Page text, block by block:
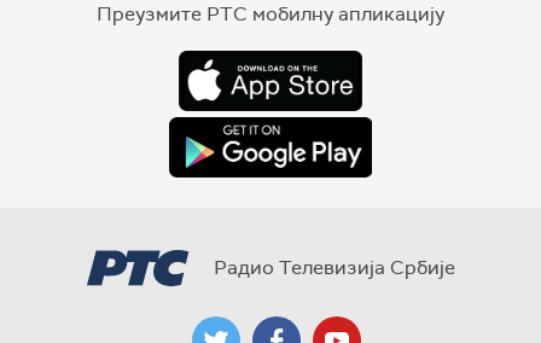
Преузмите РТС мобилну апликацију
Радио Телевизија Србије